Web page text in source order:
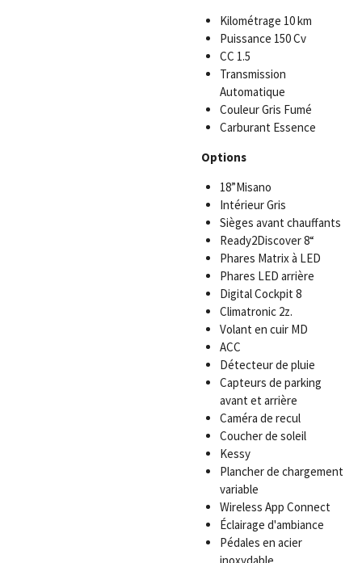
Kilométrage 10 km
Puissance 150 Cv
CC 1.5
Transmission
Automatique
Couleur Gris Fumé
Carburant Essence
Options
18”Misano
Intérieur Gris
Sièges avant chauffants
Ready2Discover 8“
Phares Matrix à LED
Phares LED arrière
Digital Cockpit 8
Climatronic 2z.
Volant en cuir MD
ACC
Détecteur de pluie
Capteurs de parking
avant et arrière
Caméra de recul
Coucher de soleil
Kessy
Plancher de chargement
variable
Wireless App Connect
Éclairage d'ambiance
Pédales en acier
inoxydable